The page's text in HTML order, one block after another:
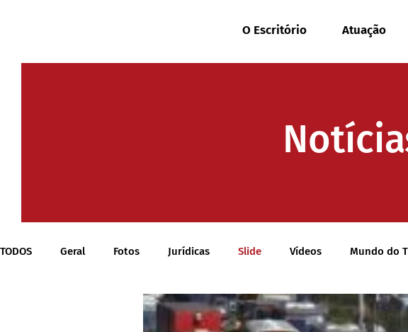
O Escritório Atuação
TODOS Geral Fotos Jurídicas Slide Vídeos Mundo do